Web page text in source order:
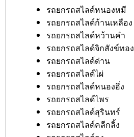
รถยกรถสไลด์หนองหมี
รถยกรถสไลด์ก้านเหลือง
รถยกรถสไลด์หว้านคำ
รถยกรถสไลด์จิกสังข์ทอง
รถยกรถสไลด์ด่าน
รถยกรถสไลด์ไผ่
รถยกรถสไลด์หนองอึ่ง
รถยกรถสไลด์ไพร
รถยกรถสไลด์สุรินทร์
รถยกรถสไลด์คลีกลิ้ง